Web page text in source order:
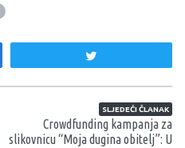
SLJEDEĆI ČLANAK
Crowdfunding kampanja za
slikovnicu “Moja dugina obitelj”: U